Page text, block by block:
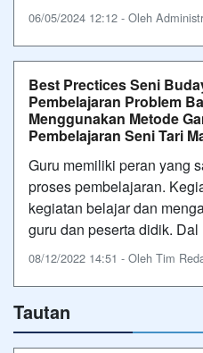
06/05/2024 12:12 - Oleh
Best Prectices Seni
Pembelajaran Problem
Menggunakan Metode
Pembelajaran Seni Tari
Guru memiliki peran yang
proses pembelajaran.
kegiatan belajar dan
guru dan peserta didik. Dal
08/12/2022 14:51 - Oleh Tim
Tautan